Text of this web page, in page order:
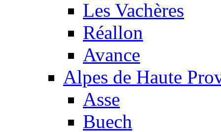
Les Vachères
Réallon
Avance
Alpes de Haute
Asse
Buech